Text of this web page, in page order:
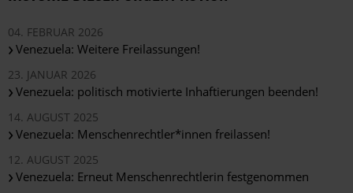
04. FEBRUAR 2026
Venezuela: Weitere Freilassungen!
23. JANUAR 2026
Venezuela: politisch motivierte Inhaftierungen beenden!
14. AUGUST 2025
Venezuela: Menschenrechtler*innen freilassen!
12. AUGUST 2025
Venezuela: Erneut Menschenrechtlerin festgenommen